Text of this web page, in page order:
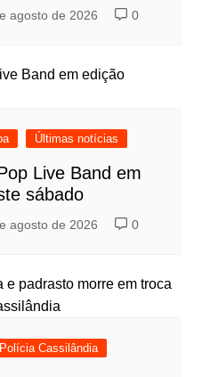
agosto de 2026 0
Últimas notícias
Live Band em
sábado
agosto de 2026 0
Polícia Cassilândia